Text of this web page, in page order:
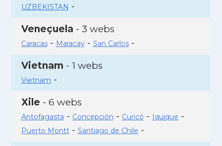
UZBEKISTAN -
Veneçuela - 3 webs
Caracas- Maracay- San Carlos-
Vietnam - 1 webs
Vietnam -
Xile - 6 webs
Antofagasta - Concepción - Curicó - Iquique -
Puerto Montt- Santiago de Chile -